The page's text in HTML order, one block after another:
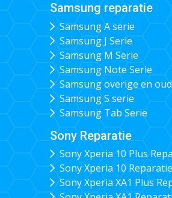
Samsung reparatie
Samsung A serie
Samsung J Serie
Samsung M Serie
Samsung Note Serie
Samsung overige en
Samsung S serie
Samsung Tab Serie
Sony Reparatie
Sony Xperia 10 Plus
Sony Xperia 10 Reparatie
Sony Xperia XA1 Plus